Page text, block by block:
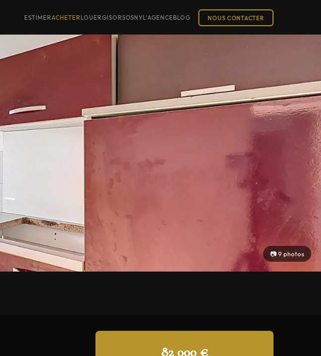
ESTIMER ACHETER LOUER GISORSOSNYL'AGENCEBLOG NOUS CONTACTER
📷 9 photos
82 000 €